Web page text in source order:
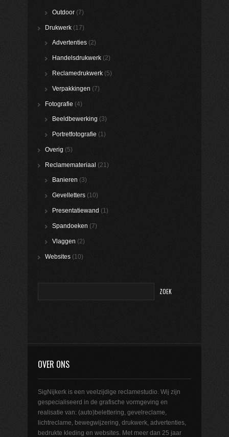
Outdoor (7)
Drukwerk (17)
Advertenties (2)
Handelsdrukwerk (2)
Reclamedrukwerk (5)
Verpakkingen (7)
Fotografie (4)
Beeldbewerking (3)
Portretfotografie (1)
Overig (5)
Reclamemateriaal (21)
Banieren (3)
Gevelletters (10)
Presentatiewand (1)
Spandoeken (7)
Vlaggen (2)
Websites (10)
OVER ONS
SigNijkerk is een veelzijdige reclamestudio. Wij zijn
gespecialiseerd in de grafische vormgeving en
realisatie van: (auto)belettering, gevelreclame,
lichtreclame, bewegwijzering, drukwerk, advertenties,
bedrukte kleding en websites. Met meer dan 25 jaar